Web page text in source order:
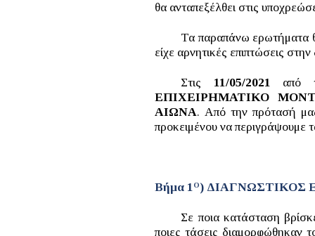
θα ανταπεξέλθει στις
Τα παραπάνω ερωτήματα
είχε αρνητικές επιπτώσεις
Στις 11/05/2021 από
ΕΠΙΧΕΙΡΗΜΑΤΙΚΟ
ΑΙΩΝΑ. Από την πρότασή
προκειμένου να περιγράψουμε
Βήμα 1Ο) ΔΙΑΓΝΩΣΤΙΚΟΣ
Σε ποια κατάσταση
ποιες τάσεις διαμορφώθηκαν